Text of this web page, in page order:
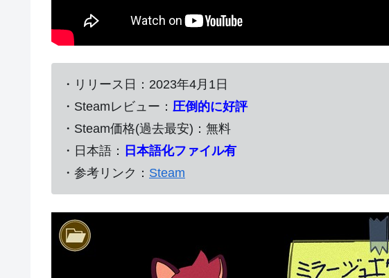
・リリース日：2023年4月1日
・Steamレビュー： 圧倒的に好評
・Steam価格(過去最安)：無料
・日本語： 日本語化ファイル有
・参考リンク： Steam